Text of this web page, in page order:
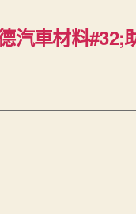
汽車材料#32;